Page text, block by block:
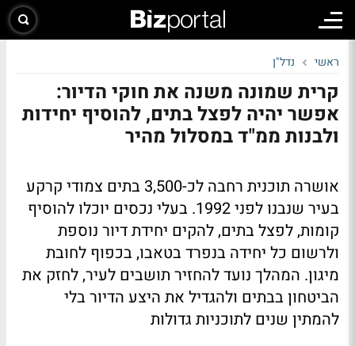
ראשי נדל"ן
קרית שמונה משנה את חוקי הדיור:
אפשר יהיה לפצל בתים, להוסיף יחידות
ולבנות ממ"ד במסלול מהיר
אושרה תוכנית רחבה לכ-3,500 בתים צמודי קרקע
בעיר שנבנו לפני 1992. בעלי נכסים יוכלו להוסיף
קומות, לפצל בתים, להקים יחידת דיור נוספת
ולרשום כל יחידה בנפרד בטאבו, בכפוף לחובת
מיגון. המהלך נועד להחזיר תושבים לעיר, לחזק את
הביטחון בבתים ולהגדיל את היצע הדיור בלי
להמתין שנים לתוכניות גדולות